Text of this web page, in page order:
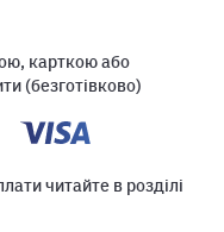
карткою або
(безготівково)
читайте в розділі